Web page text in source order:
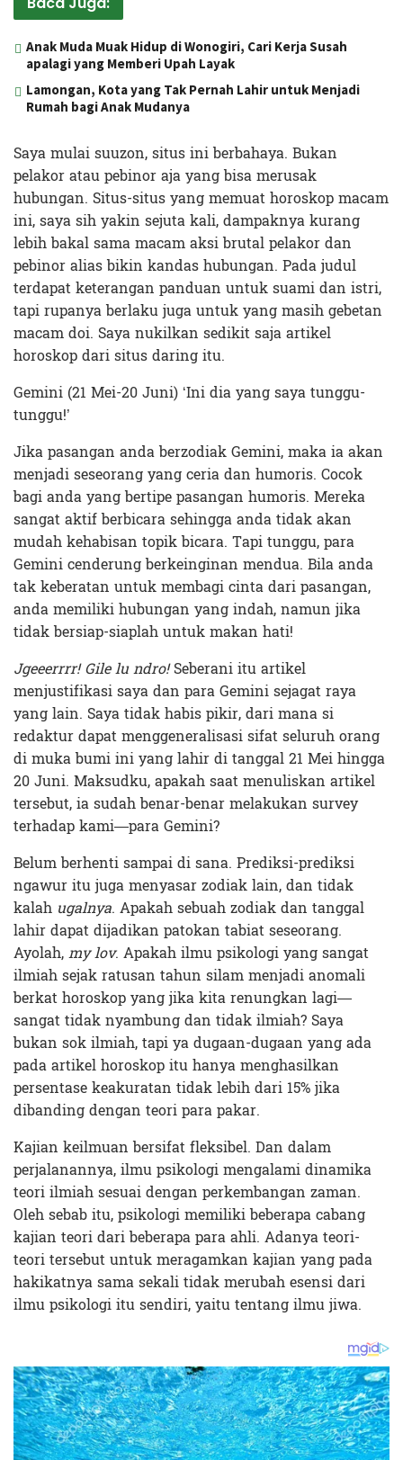
Anak Muda Muak Hidup di Wonogiri, Cari Kerja Susah
apalagi yang Memberi Upah Layak
Lamongan, Kota yang Tak Pernah Lahir untuk Menjadi
Rumah bagi Anak Mudanya
Saya mulai suuzon, situs ini berbahaya. Bukan
pelakor atau pebinor aja yang bisa merusak
hubungan. Situs-situs yang memuat horoskop macam
ini, saya sih yakin sejuta kali, dampaknya kurang
lebih bakal sama macam aksi brutal pelakor dan
pebinor alias bikin kandas hubungan. Pada judul
terdapat keterangan panduan untuk suami dan istri,
tapi rupanya berlaku juga untuk yang masih gebetan
macam doi. Saya nukilkan sedikit saja artikel
horoskop dari situs daring itu.
Gemini (21 Mei-20 Juni) ‘Ini dia yang saya tunggu-
tunggu!’
Jika pasangan anda berzodiak Gemini, maka ia akan
menjadi seseorang yang ceria dan humoris. Cocok
bagi anda yang bertipe pasangan humoris. Mereka
sangat aktif berbicara sehingga anda tidak akan
mudah kehabisan topik bicara. Tapi tunggu, para
Gemini cenderung berkeinginan mendua. Bila anda
tak keberatan untuk membagi cinta dari pasangan,
anda memiliki hubungan yang indah, namun jika
tidak bersiap-siaplah untuk makan hati!
Jgeeerrrr! Gile lu ndro!Seberani itu artikel
menjustifikasi saya dan para Gemini sejagat raya
yang lain. Saya tidak habis pikir, dari mana si
redaktur dapat menggeneralisasi sifat seluruh orang
di muka bumi ini yang lahir di tanggal 21 Mei hingga
20 Juni. Maksudku, apakah saat menuliskan artikel
tersebut, ia sudah benar-benar melakukan survey
terhadap kami—para Gemini?
Belum berhenti sampai di sana. Prediksi-prediksi
ngawur itu juga menyasar zodiak lain, dan tidak
kalah ugalnya. Apakah sebuah zodiak dan tanggal
lahir dapat dijadikan patokan tabiat seseorang.
Ayolah,my lov. Apakah ilmu psikologi yang sangat
ilmiah sejak ratusan tahun silam menjadi anomali
berkat horoskop yang jika kita renungkan lagi—
sangat tidak nyambung dan tidak ilmiah? Saya
bukan sok ilmiah, tapi ya dugaan-dugaan yang ada
pada artikel horoskop itu hanya menghasilkan
persentase keakuratan tidak lebih dari 15% jika
dibanding dengan teori para pakar.
Kajian keilmuan bersifat fleksibel. Dan dalam
perjalanannya, ilmu psikologi mengalami dinamika
teori ilmiah sesuai dengan perkembangan zaman.
Oleh sebab itu, psikologi memiliki beberapa cabang
kajian teori dari beberapa para ahli. Adanya teori-
teori tersebut untuk meragamkan kajian yang pada
hakikatnya sama sekali tidak merubah esensi dari
ilmu psikologi itu sendiri, yaitu tentang ilmu jiwa.